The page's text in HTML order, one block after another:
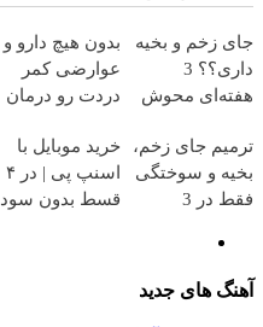
جای زخم و بخیه
داری؟؟ 3
هفته‌ای محوش
بدون هیچ دارو و
عوارضی کمر
دردت رو درمان
(پرسش‌نامه)
ترمیم جای زخم،
بخیه و سوختگی
فقط در 3
خرید موبایل با
اسنپ پی | در ۴
قسط بدون سود
آهنگ های جدید